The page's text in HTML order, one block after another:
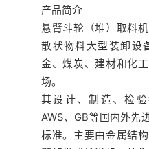
产品简介
悬臂斗轮（堆）取料
散状物料大型装卸设
金、煤炭、建材和化
场。
其设计、制造、检验
AWS、GB等国内外先
标准。主要由金属结